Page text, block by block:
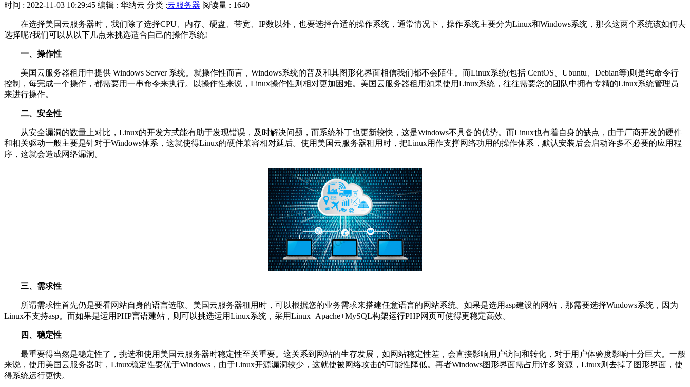
时间 : 2022-11-03 10:29:45 编辑 : 华纳云 分类 :云服务器 阅读量 : 1640
在选择美国云服务器时，我们除了选择CPU、内存、硬盘、带宽、IP数以外，也要选择合适的操作系统，通常情况下，操作系统主要分为Linux和Windows系统，那么这两个系统该如何去
选择呢?我们可以从以下几点来挑选适合自己的操作系统!
一、操作性
美国云服务器租用中提供 Windows Server 系统。就操作性而言，Windows系统的普及和其图形化界面相信我们都不会陌生。而Linux系统(包括 CentOS、Ubuntu、Debian等)则是纯命令行
控制，每完成一个操作，都需要用一串命令来执行。以操作性来说，Linux操作性则相对更加困难。美国云服务器租用如果使用Linux系统，往往需要您的团队中拥有专精的Linux系统管理员
来进行操作。
二、安全性
从安全漏洞的数量上对比，Linux的开发方式能有助于发现错误，及时解决问题，而系统补丁也更新较快，这是Windows不具备的优势。而Linux也有着自身的缺点，由于厂商开发的硬件
和相关驱动一般主要是针对于Windows体系，这就使得Linux的硬件兼容相对延后。使用美国云服务器租用时，把Linux用作支撑网络功用的操作体系，默认安装后会启动许多不必要的应用程
序，这就会造成网络漏洞。
三、需求性
所谓需求性首先仍是要看网站自身的语言选取。美国云服务器租用时，可以根据您的业务需求来搭建任意语言的网站系统。如果是选用asp建设的网站，那需要选择Windows系统，因为
Linux不支持asp。而如果是运用PHP言语建站，则可以挑选运用Linux系统，采用Linux+Apache+MySQL构架运行PHP网页可使得更稳定高效。
四、稳定性
最重要得当然是稳定性了，挑选和使用美国云服务器时稳定性至关重要。这关系到网站的生存发展，如网站稳定性差，会直接影响用户访问和转化，对于用户体验度影响十分巨大。一般
来说，使用美国云服务器时，Linux稳定性要优于Windows，由于Linux开源漏洞较少，这就使被网络攻击的可能性降低。再者Windows图形界面需占用许多资源，Linux则去掉了图形界面，使
得系统运行更快。